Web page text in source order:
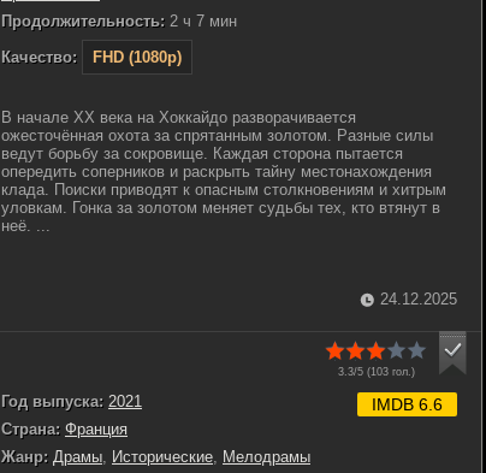
Продолжительность: 2 ч 7 мин
Качество:
FHD (1080p)
В начале XX века на Хоккайдо разворачивается
ожесточённая охота за спрятанным золотом. Разные силы
ведут борьбу за сокровище. Каждая сторона пытается
опередить соперников и раскрыть тайну местонахождения
клада. Поиски приводят к опасным столкновениям и хитрым
уловкам. Гонка за золотом меняет судьбы тех, кто втянут в
неё. ...
24.12.2025
3.3/5 (103гол.)
Год выпуска: 2021
Страна: Франция
Жанр: Драмы Исторические Мелодрамы
IMDB 6.6